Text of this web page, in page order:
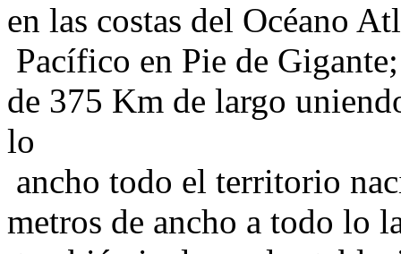
en las costas del Océano
Pacífico en Pie de
de 375 Km de largo
lo
ancho todo el territorio
metros de ancho a todo lo